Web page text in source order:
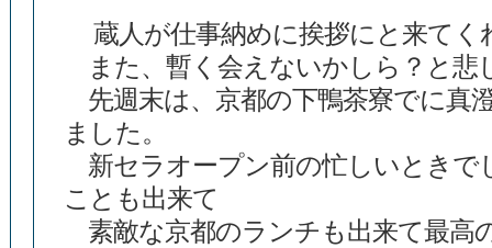
蔵人が仕事納めに挨拶にと来てく
また、暫く会えないかしら？と悲
先週末は、京都の下鴨茶寮でに真
ました。
新セラオープン前の忙しいときで
ことも出来て
素敵な京都のランチも出来て最高